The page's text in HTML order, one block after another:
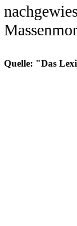
Quelle: "Das